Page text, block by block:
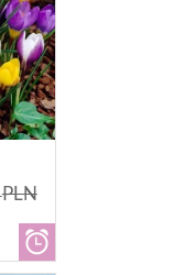
PLN